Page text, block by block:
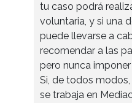
tu caso podrá
voluntaria, y si una
puede llevarse a
recomendar a las
pero nunca
Si, de todos
se trabaja en